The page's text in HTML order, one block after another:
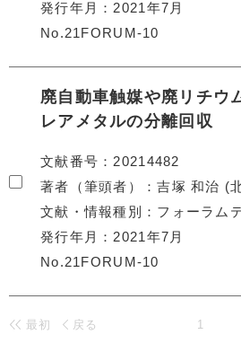
発行年月
2021年7月
No.21FORUM-10
廃自動車触媒や廃リチウ
レアメタルの分離回収
文献番号
20214482
著者（筆頭者）
吉
文献・情報種別
フォーラム
発行年月
2021年7月
No.21FORUM-10
最初 戻る 1